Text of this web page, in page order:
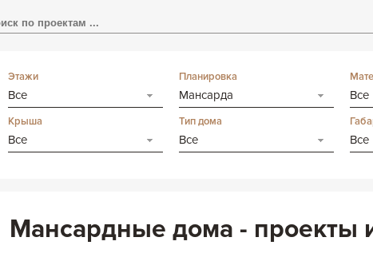
Этажи
Все
Планировка
Мансарда Все
Крыша
Все
Тип дома
Все Все
Мансардные дома - проекты